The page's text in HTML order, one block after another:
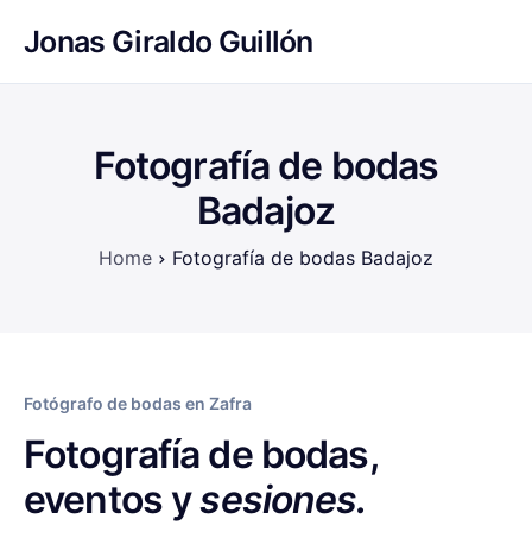
Jonas Giraldo Guillón
Fotografía de bodas
Badajoz
Home Fotografía de bodas Badajoz
Fotógrafo de bodas en Zafra
Fotografía de bodas,
eventos ysesiones.